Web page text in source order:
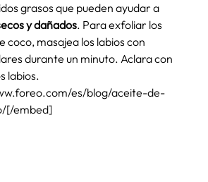
grasos que pueden ayudar a
y dañados. Para exfoliar los
coco, masajea los labios con
durante un minuto. Aclara con
labios.
es/blog/aceite-de-
[/embed]